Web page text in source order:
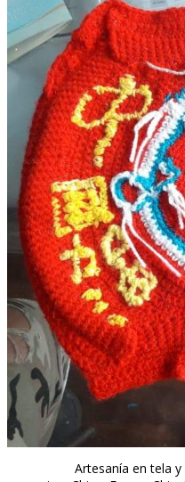
Artesanía en tela y